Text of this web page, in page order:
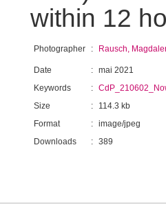
within 12
Photographer : Rausch,
Date : mai 2021
Keywords
:
Size
:
114.3 kb
Format
: image/jpeg
Downloads
: 389